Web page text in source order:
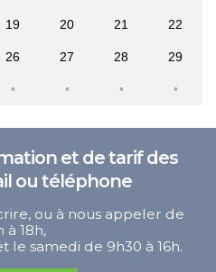
19 20 21 22
26 27 28 29
et de tarif des
ou téléphone
ou à nous appeler de
à 18h,
le samedi de 9h30 à 16h.